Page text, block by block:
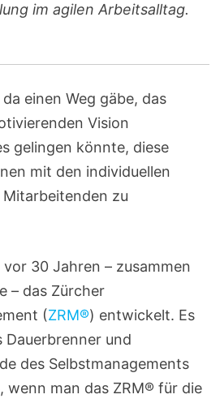
im agilen Arbeitsalltag.
einen Weg gäbe, das
Vision
gelingen könnte, diese
mit den individuellen
zu
30 Jahren – zusammen
– das Zürcher
(ZRM®) entwickelt. Es
Dauerbrenner und
des Selbstmanagements
wenn man das ZRM® für die